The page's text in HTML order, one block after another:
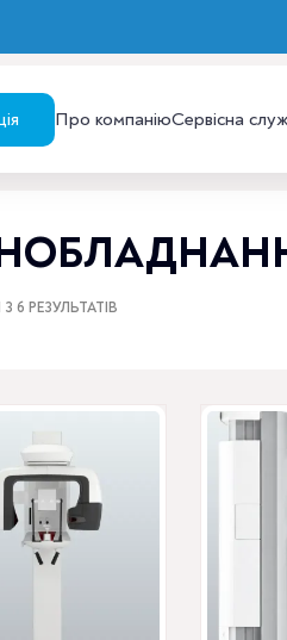
Про компаніюСервісна
6 РЕЗУЛЬТАТІВ
Цей
кілька